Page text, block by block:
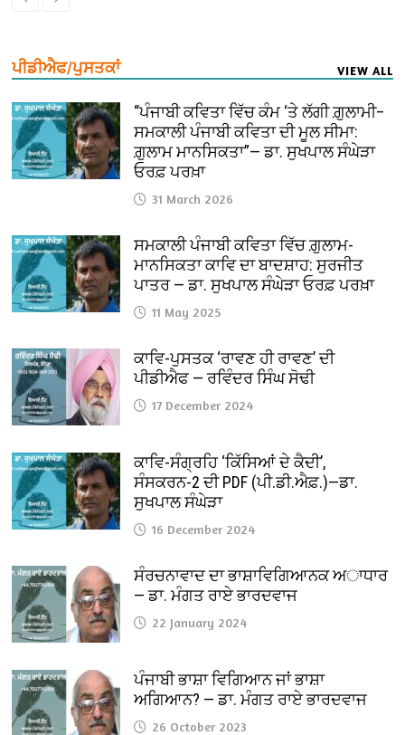
ਪੀਡੀਐਫ/ਪੁਸਤਕਾਂ VIEW ALL
“ਪੰਜਾਬੀ ਕਵਿਤਾ ਵਿੱਚ ਕੰਮ ‘ਤੇ ਲੱਗੀ ਗ਼ੁਲਾਮੀ–
ਸਮਕਾਲੀ ਪੰਜਾਬੀ ਕਵਿਤਾ ਦੀ ਮੂਲ ਸੀਮਾ:
ਗ਼ੁਲਾਮ ਮਾਨਸਿਕਤਾ”— ਡਾ. ਸੁਖਪਾਲ ਸੰਘੇੜਾ
ਓਰਫ਼ ਪਰਖ਼ਾ
31 March 2026
ਸਮਕਾਲੀ ਪੰਜਾਬੀ ਕਵਿਤਾ ਵਿੱਚ ਗ਼ੁਲਾਮ-
ਮਾਨਸਿਕਤਾ ਕਾਵਿ ਦਾ ਬਾਦਸ਼ਾਹ: ਸੁਰਜੀਤ
ਪਾਤਰ — ਡਾ. ਸੁਖਪਾਲ ਸੰਘੇੜਾ ਓਰਫ਼ ਪਰਖ਼ਾ
11 May 2025
ਕਾਵਿ-ਪੁਸਤਕ ‘ਰਾਵਣ ਹੀ ਰਾਵਣ’ ਦੀ
ਪੀਡੀਐਫ — ਰਵਿੰਦਰ ਸਿੰਘ ਸੋਢੀ
17 December 2024
ਕਾਵਿ-ਸੰਗ੍ਰਹਿ ‘ਕਿੱਸਿਆਂ ਦੇ ਕੈਦੀ’,
ਸੰਸਕਰਨ-2 ਦੀ PDF (ਪੀ.ਡੀ.ਐਫ਼.)—ਡਾ.
ਸੁਖਪਾਲ ਸੰਘੇੜਾ
16 December 2024
ਸੰਰਚਨਾਵਾਦ ਦਾ ਭਾਸ਼ਾਵਿਗਿਆਨਕ ਅਾਧਾਰ
— ਡਾ. ਮੰਗਤ ਰਾਏ ਭਾਰਦਵਾਜ
22 January 2024
ਪੰਜਾਬੀ ਭਾਸ਼ਾ ਵਿਗਿਆਨ ਜਾਂ ਭਾਸ਼ਾ
ਅਗਿਆਨ? — ਡਾ. ਮੰਗਤ ਰਾਏ ਭਾਰਦਵਾਜ
26 October 2023